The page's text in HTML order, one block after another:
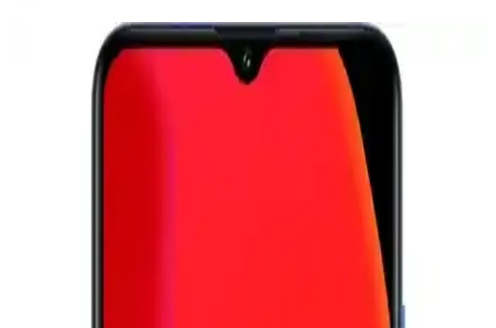
Telefon Kamera Lens Koruyucularının Gerekliliği ve
Optik Performansa Etkileri
Telefon kamera lens koruyucuları çizilmeyi önlemeyi amaçlasa da
optik kaliteyi düşürebilir. Lensler dayanıklı malzemeden yapıldığı
için yükseltilmiş kılıflar ve alüminyum koruyucular daha etkili
Samsung Galaxy Z TriFold'un Üç Ayda Piyasadan
Kaldırılması ve Katlanabilir Telefonların Geleceği
Samsung Galaxy Z TriFold, yüksek fiyat ve dayanıklılık sorunları
nedeniyle üç ayda piyasadan kaldırıldı. Katlanabilir telefonlar hâlâ